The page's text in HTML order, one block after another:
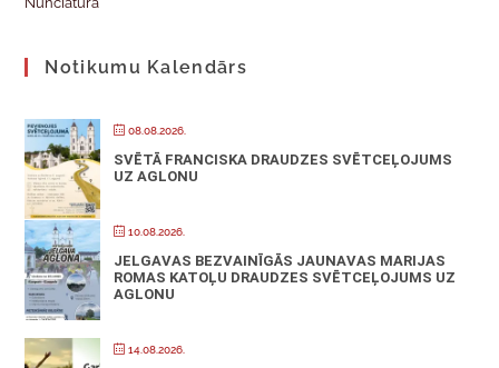
Notikumu Kalendārs
08.08.2026.
SVĒTĀ FRANCISKA DRAUDZES SVĒTCEĻOJUMS
UZ AGLONU
10.08.2026.
JELGAVAS BEZVAINĪGĀS JAUNAVAS MARIJAS
ROMAS KATOĻU DRAUDZES SVĒTCEĻOJUMS UZ
AGLONU
14.08.2026.